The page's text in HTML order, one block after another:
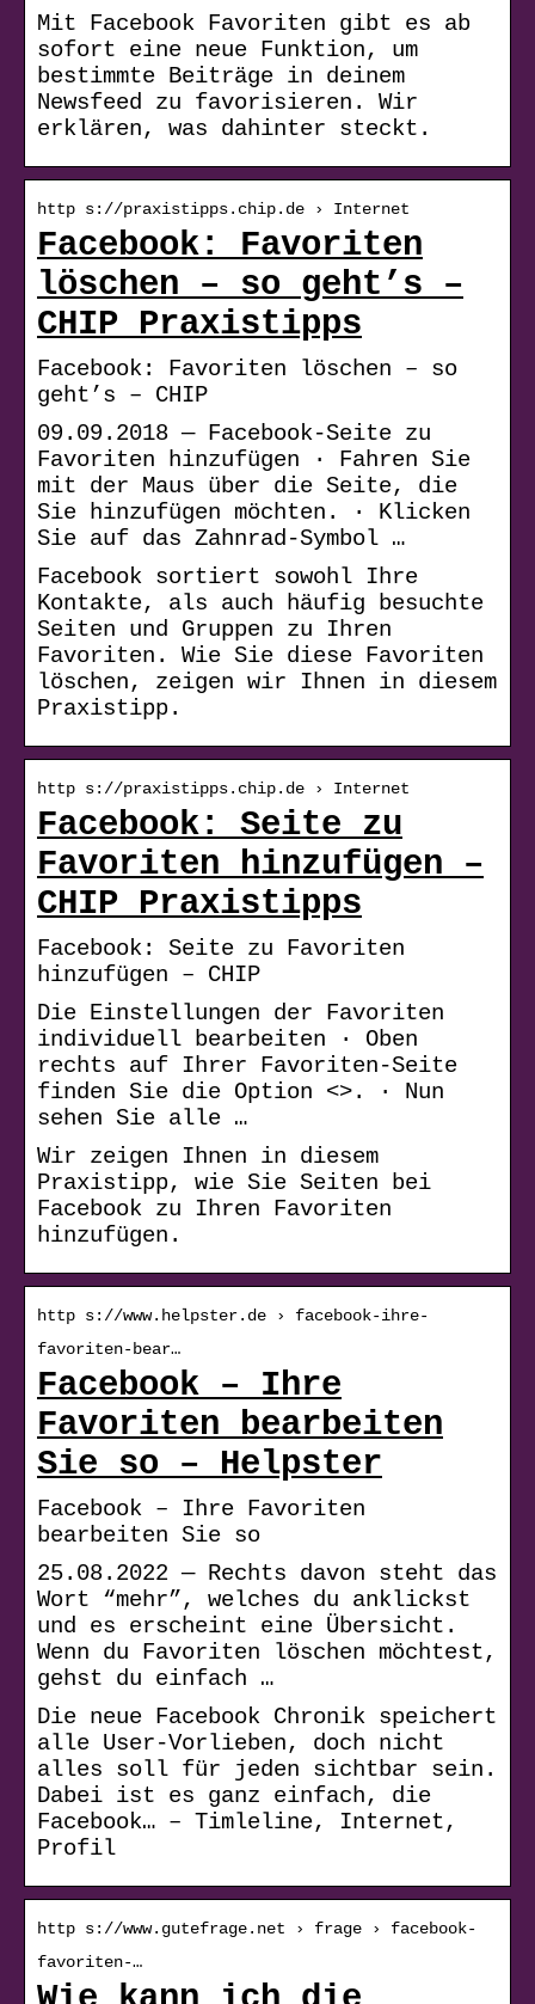
Mit Facebook Favoriten gibt es ab
sofort eine neue Funktion, um
bestimmte Beiträge in deinem
Newsfeed zu favorisieren. Wir
erklären, was dahinter steckt.
http s://praxistipps.chip.de › Internet
Facebook: Favoriten
löschen – so geht’s –
CHIP Praxistipps
Facebook: Favoriten löschen – so
geht’s – CHIP
09.09.2018 — Facebook-Seite zu
Favoriten hinzufügen · Fahren Sie
mit der Maus über die Seite, die
Sie hinzufügen möchten. · Klicken
Sie auf das Zahnrad-Symbol …
Facebook sortiert sowohl Ihre
Kontakte, als auch häufig besuchte
Seiten und Gruppen zu Ihren
Favoriten. Wie Sie diese Favoriten
löschen, zeigen wir Ihnen in diesem
Praxistipp.
http s://praxistipps.chip.de › Internet
Facebook: Seite zu
Favoriten hinzufügen –
CHIP Praxistipps
Facebook: Seite zu Favoriten
hinzufügen – CHIP
Die Einstellungen der Favoriten
individuell bearbeiten · Oben
rechts auf Ihrer Favoriten-Seite
finden Sie die Option <>. · Nun
sehen Sie alle …
Wir zeigen Ihnen in diesem
Praxistipp, wie Sie Seiten bei
Facebook zu Ihren Favoriten
hinzufügen.
http s://www.helpster.de › facebook-ihre-
favoriten-bear…
Facebook – Ihre
Favoriten bearbeiten
Sie so – Helpster
Facebook – Ihre Favoriten
bearbeiten Sie so
25.08.2022 — Rechts davon steht das
Wort “mehr”, welches du anklickst
und es erscheint eine Übersicht.
Wenn du Favoriten löschen möchtest,
gehst du einfach …
Die neue Facebook Chronik speichert
alle User-Vorlieben, doch nicht
alles soll für jeden sichtbar sein.
Dabei ist es ganz einfach, die
Facebook… – Timleline, Internet,
Profil
http s://www.gutefrage.net › frage › facebook-
favoriten-…